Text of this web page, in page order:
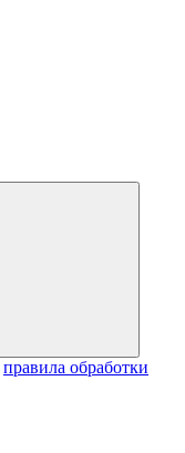
правила обработки